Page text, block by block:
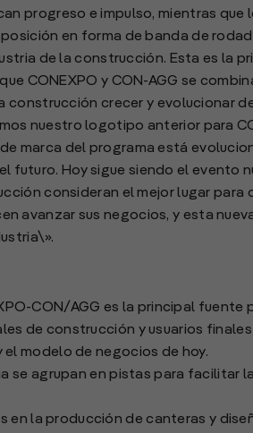
progreso e impulso, mientras que
en forma de banda de
de la construcción. Esta es la
CONEXPO y CON-AGG se
construcción crecer y evolucionar
nuestro logotipo anterior para
marca del programa está
futuro. Hoy sigue siendo el evento
consideran el mejor lugar para
avanzar sus negocios, y esta
CON/AGG es la principal fuente
de construcción y usuarios
modelo de negocios de hoy.
se agrupan en pistas para facilitar
en la producción de canteras y